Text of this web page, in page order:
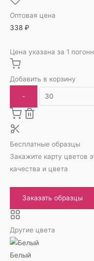
Оптовая цена
338 ₽
Цена указана за 1
Добавить в корзину
-
Бесплатные образцы
Закажите карту цветов
качества и цвета
Заказать образцы
Другие цвета
Белый